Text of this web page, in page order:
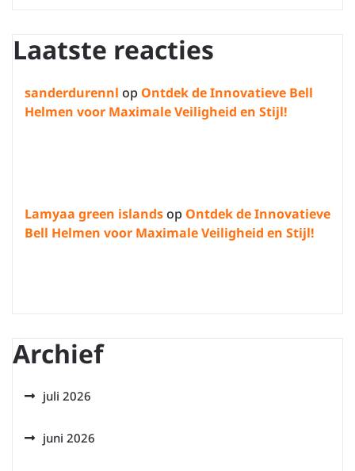
Laatste reacties
sanderdurennl op Ontdek de Innovatieve Bell
Helmen voor Maximale Veiligheid en Stijl!
Lamyaa green islandsop Ontdek de Innovatieve
Bell Helmen voor Maximale Veiligheid en Stijl!
Archief
juli 2026
juni 2026